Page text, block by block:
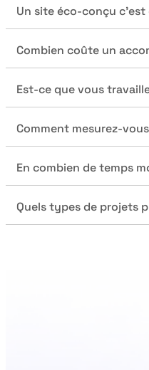
Un site éco-conçu c’est
Combien coûte un
Est-ce que vous
Comment mesurez-
En combien de temps
Quels types de projets